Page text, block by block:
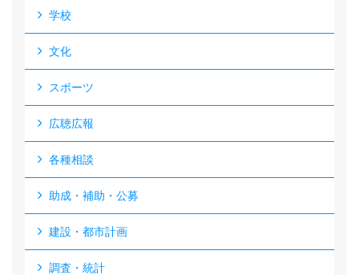
学校
文化
スポーツ
広聴広報
各種相談
助成・補助・公募
建設・都市計画
調査・統計